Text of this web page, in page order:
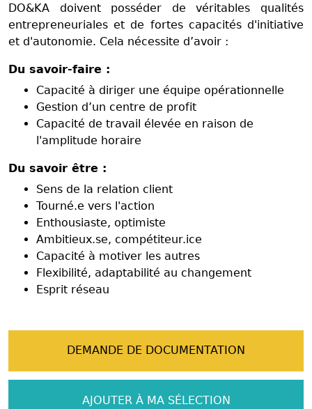
DO&KA doivent posséder de véritables qualités
entrepreneuriales et de fortes capacités d'initiative
et d'autonomie. Cela nécessite d’avoir :
Du savoir-faire :
Capacité à diriger une équipe opérationnelle
Gestion d’un centre de profit
Capacité de travail élevée en raison de
l'amplitude horaire
Du savoir être :
Sens de la relation client
Tourné.e vers l'action
Enthousiaste, optimiste
Ambitieux.se, compétiteur.ice
Capacité à motiver les autres
Flexibilité, adaptabilité au changement
Esprit réseau
DEMANDE DE DOCUMENTATION
AJOUTER À MA SÉLECTION